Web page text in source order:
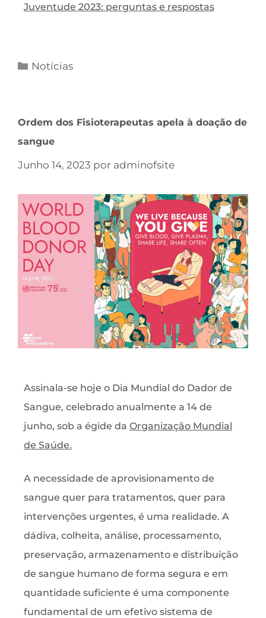
Juventude 2023: perguntas e respostas
Notícias
Ordem dos Fisioterapeutas apela à doação de
sangue
Junho 14, 2023 por adminofsite
Assinala-se hoje o Dia Mundial do Dador de
Sangue, celebrado anualmente a 14 de
junho, sob a égide da Organização Mundial
de Saúde.
A necessidade de aprovisionamento de
sangue quer para tratamentos, quer para
intervenções urgentes, é uma realidade. A
dádiva, colheita, análise, processamento,
preservação, armazenamento e distribuição
de sangue humano de forma segura e em
quantidade suficiente é uma componente
fundamental de um efetivo sistema de